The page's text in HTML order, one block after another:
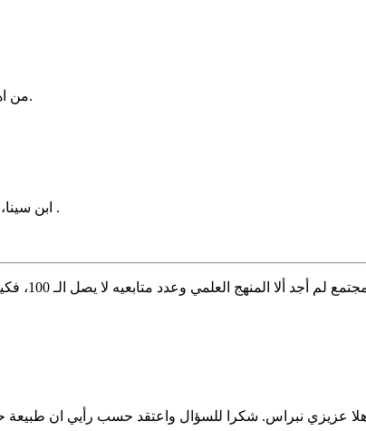
من اهم مفاخر التراث العلمي العربي وعبقرية بن سينا المتقدة. شكرا للمشاركة عزيزي.
ابن سينا، الخوارزمي، وابن الهيثم، منارات العِلم بعصرها، ولليوم أثرها يزيد على العلمِ صفحة .